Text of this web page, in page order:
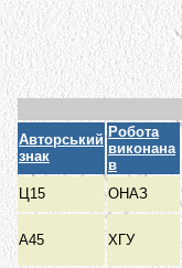
Авторський
знак
Робота
виконана
в
Ц15 ОНАЗ
А45 ХГУ